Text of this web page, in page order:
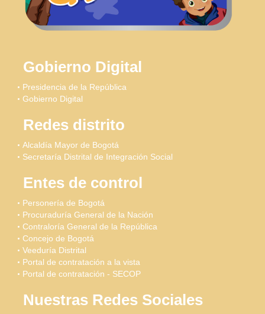
Gobierno Digital
Presidencia de la República
Gobierno Digital
Redes distrito
Alcaldía Mayor de Bogotá
Secretaría Distrital de Integración Social
Entes de control
Personería de Bogotá
Procuraduría General de la Nación
Contraloría General de la República
Concejo de Bogotá
Veeduría Distrital
Portal de contratación a la vista
Portal de contratación - SECOP
Nuestras Redes Sociales